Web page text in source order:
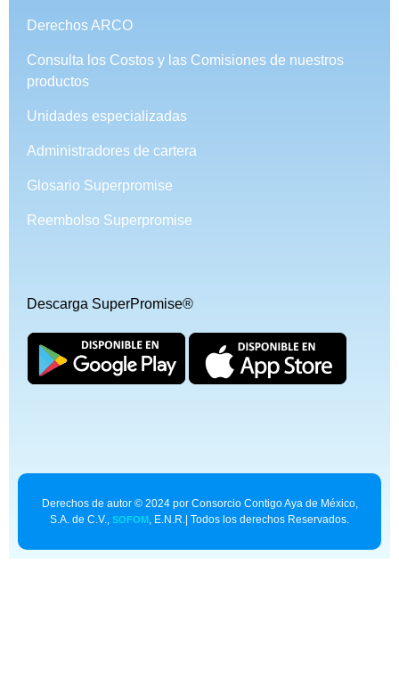
Derechos ARCO
Consulta los Costos y las Comisiones de nuestros
productos
Unidades especializadas
Administradores de cartera
Glosario Superpromise
Reembolso Superpromise
Descarga SuperPromise®
Derechos de autor © 2024 por Consorcio Contigo Aya de México,
S.A. de C.V., SOFOM, E.N.R.| Todos los derechos Reservados.